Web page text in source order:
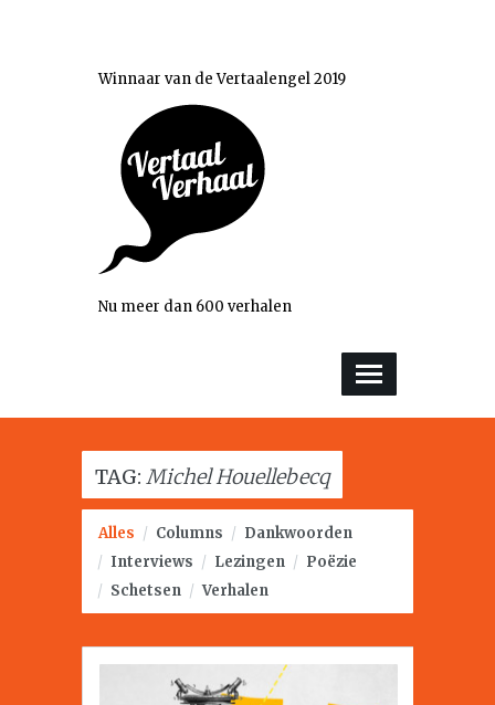
Winnaar van de Vertaalengel 2019
Nu meer dan 600 verhalen
TAG: Michel Houellebecq
Alles / Columns / Dankwoorden
/ Interviews / Lezingen / Poëzie
/ Schetsen / Verhalen